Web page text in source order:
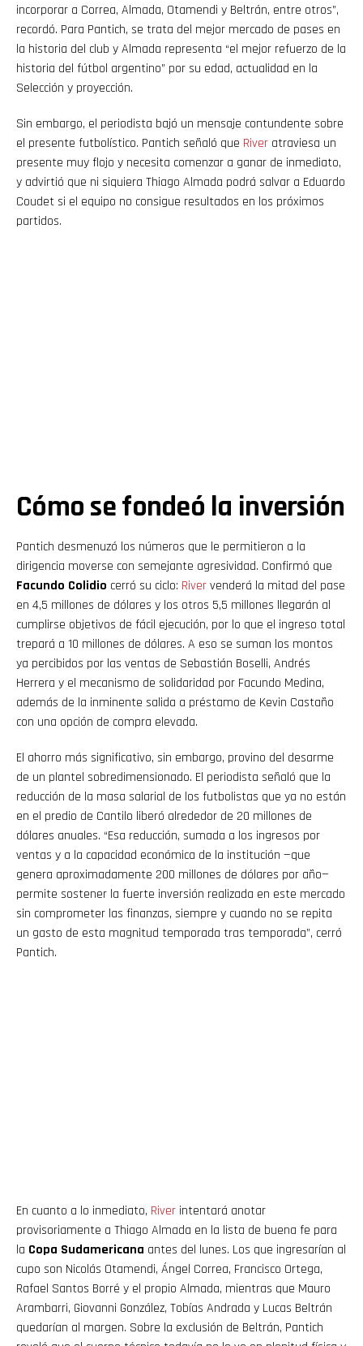
incorporar a Correa, Almada, Otamendi y Beltrán, entre otros”,
recordó. Para Pantich, se trata del mejor mercado de pases en
la historia del club y Almada representa “el mejor refuerzo de la
historia del fútbol argentino” por su edad, actualidad en la
Selección y proyección.
Sin embargo, el periodista bajó un mensaje contundente sobre
el presente futbolístico. Pantich señaló que River atraviesa un
presente muy flojo y necesita comenzar a ganar de inmediato,
y advirtió que ni siquiera Thiago Almada podrá salvar a Eduardo
Coudet si el equipo no consigue resultados en los próximos
partidos.
Cómo se fondeó la inversión
Pantich desmenuzó los números que le permitieron a la
dirigencia moverse con semejante agresividad. Confirmó que
Facundo Colidio cerró su ciclo: Rivervenderá la mitad del pase
en 4,5 millones de dólares y los otros 5,5 millones llegarán al
cumplirse objetivos de fácil ejecución, por lo que el ingreso total
trepará a 10 millones de dólares. A eso se suman los montos
ya percibidos por las ventas de Sebastián Boselli, Andrés
Herrera y el mecanismo de solidaridad por Facundo Medina,
además de la inminente salida a préstamo de Kevin Castaño
con una opción de compra elevada.
El ahorro más significativo, sin embargo, provino del desarme
de un plantel sobredimensionado. El periodista señaló que la
reducción de la masa salarial de los futbolistas que ya no están
en el predio de Cantilo liberó alrededor de 20 millones de
dólares anuales. “Esa reducción, sumada a los ingresos por
ventas y a la capacidad económica de la institución —que
genera aproximadamente 200 millones de dólares por año—
permite sostener la fuerte inversión realizada en este mercado
sin comprometer las finanzas, siempre y cuando no se repita
un gasto de esta magnitud temporada tras temporada”, cerró
Pantich.
En cuanto a lo inmediato, River intentará anotar
provisoriamente a Thiago Almada en la lista de buena fe para
la Copa Sudamericana antes del lunes. Los que ingresarían al
cupo son Nicolás Otamendi, Ángel Correa, Francisco Ortega,
Rafael Santos Borré y el propio Almada, mientras que Mauro
Arambarri, Giovanni González, Tobías Andrada y Lucas Beltrán
quedarían al margen. Sobre la exclusión de Beltrán, Pantich